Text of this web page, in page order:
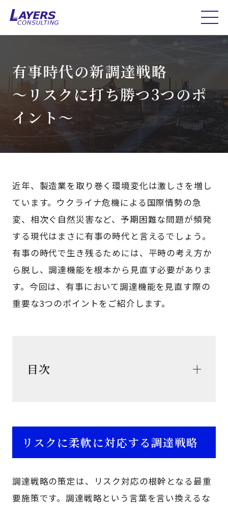
有事時代の新調達戦略
～リスクに打ち勝つ3つのポ
イント～
近年、製造業を取り巻く環境変化は激しさを増し
ています。ウクライナ危機による国際情勢の急
変、相次ぐ自然災害など、予期困難な問題が頻発
する現代はまさに有事の時代と言えるでしょう。
有事の時代で生き残るためには、平時の考え方か
ら脱し、調達機能を根本から見直す必要がありま
す。今回は、有事において調達機能を見直す際の
重要な3つのポイントをご紹介します。
目次
リスクに柔軟に対応する調達戦略
調達戦略の策定は、リスク対応の根幹となる最重
要施策です。調達戦略という言葉を言い換えるな